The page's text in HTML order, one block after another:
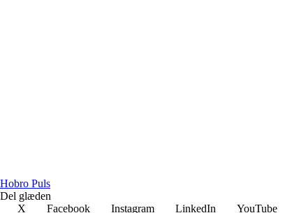
Hobro Puls
Del glæden
X
Facebook Instagram LinkedIn YouTube